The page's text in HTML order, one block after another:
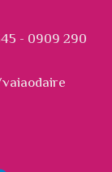
- 0909 290